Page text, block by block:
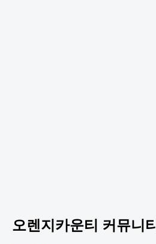
오렌지카운티 커뮤니티